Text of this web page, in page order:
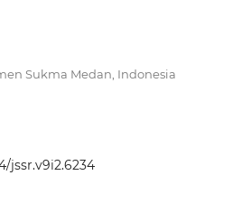
Sukma Medan, Indonesia
jssr.v9i2.6234